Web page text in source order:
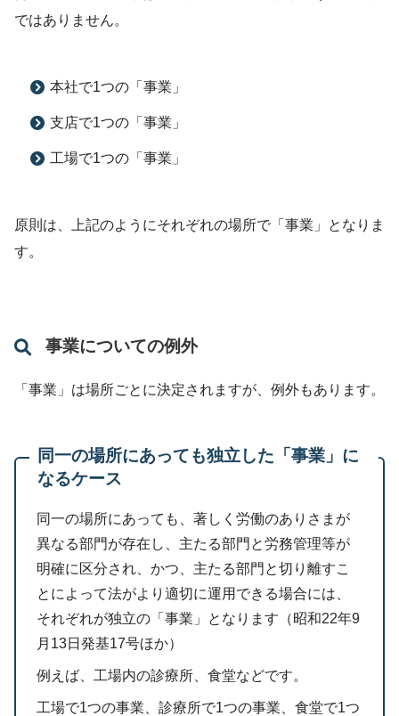
ではありません。
本社で1つの「事業」
支店で1つの「事業」
工場で1つの「事業」
原則は、上記のようにそれぞれの場所で「事業」となりま
す。
事業についての例外
「事業」は場所ごとに決定されますが、例外もあります。
同一の場所にあっても独立した「事業」に
なるケース
同一の場所にあっても、著しく労働のありさまが
異なる部門が存在し、主たる部門と労務管理等が
明確に区分され、かつ、主たる部門と切り離すこ
とによって法がより適切に運用できる場合には、
それぞれが独立の「事業」となります（昭和22年9
月13日発基17号ほか）
例えば、工場内の診療所、食堂などです。
工場で1つの事業、診療所で1つの事業、食堂で1つ